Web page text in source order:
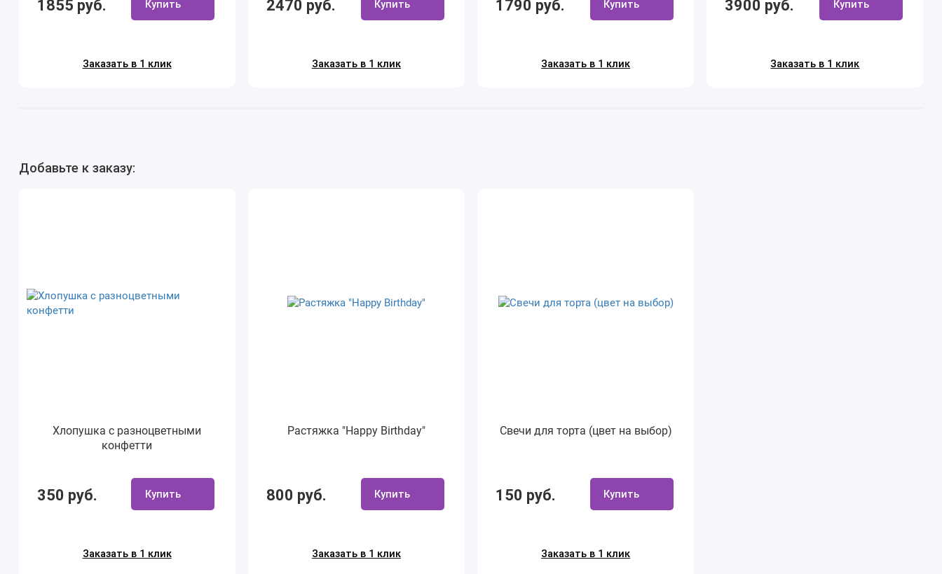
1855 руб. Купить
Заказать в 1 клик
2470 руб. Купить
Заказать в 1 клик
1790 руб. Купить
Заказать в 1 клик
3900 руб. Купить
Заказать в 1 клик
Добавьте к заказу:
Хлопушка с разноцветными
конфетти
350 руб. Купить
Заказать в 1 клик
Растяжка "Happy Birthday"
800 руб. Купить
Заказать в 1 клик
Свечи для торта (цвет на выбор)
150 руб. Купить
Заказать в 1 клик